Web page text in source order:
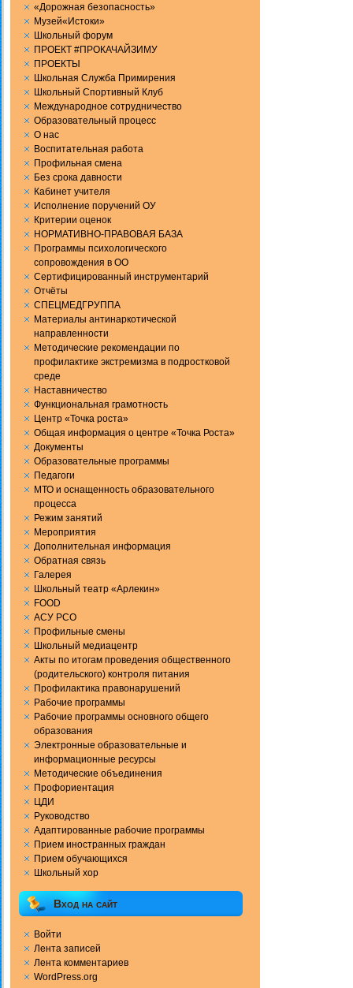
«Дорожная безопасность»
Музей«Истоки»
Школьный форум
ПРОЕКТ #ПРОКАЧАЙЗИМУ
ПРОЕКТЫ
Школьная Служба Примирения
Школьный Спортивный Клуб
Международное сотрудничество
Образовательный процесс
О нас
Воспитательная работа
Профильная смена
Без срока давности
Кабинет учителя
Исполнение поручений ОУ
Критерии оценок
НОРМАТИВНО-ПРАВОВАЯ БАЗА
Программы психологического
сопровождения в ОО
Сертифицированный инструментарий
Отчёты
СПЕЦМЕДГРУППА
Материалы антинаркотической
направленности
Методические рекомендации по
профилактике экстремизма в подростковой
среде
Наставничество
Функциональная грамотность
Центр «Точка роста»
Общая информация о центре «Точка Роста»
Документы
Образовательные программы
Педагоги
МТО и оснащенность образовательного
процесса
Режим занятий
Мероприятия
Дополнительная информация
Обратная связь
Галерея
Школьный театр «Арлекин»
FOOD
АСУ РСО
Профильные смены
Школьный медиацентр
Акты по итогам проведения общественного
(родительского) контроля питания
Профилактика правонарушений
Рабочие программы
Рабочие программы основного общего
образования
Электронные образовательные и
информационные ресурсы
Методические объединения
Профориентация
ЦДИ
Руководство
Адаптированные рабочие программы
Прием иностранных граждан
Прием обучающихся
Школьный хор
Вход на сайт
Войти
Лента записей
Лента комментариев
WordPress.org